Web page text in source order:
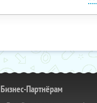
Бизнес-Партнёрам